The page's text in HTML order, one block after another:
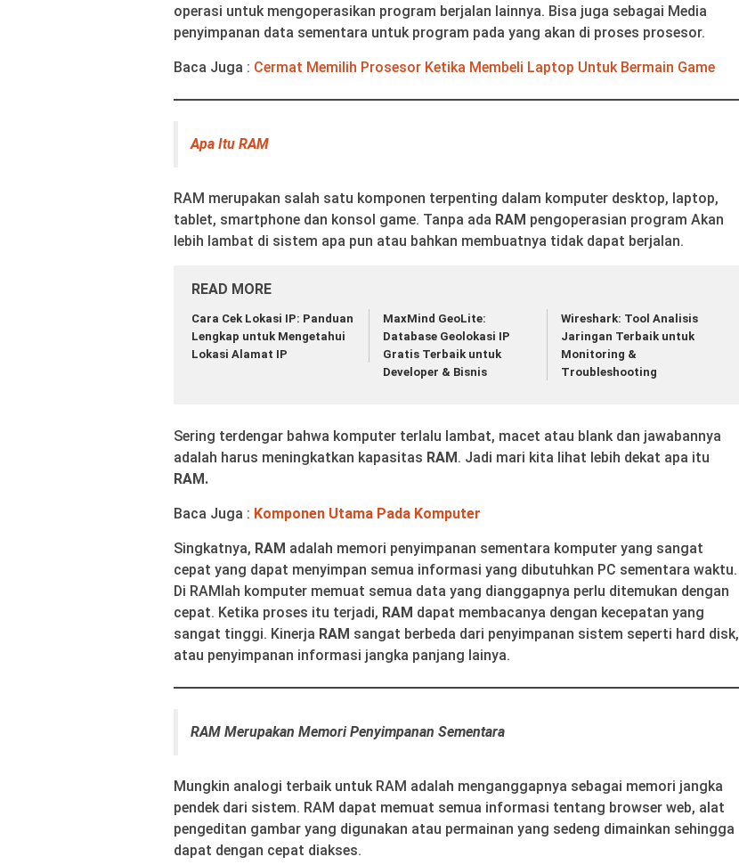
operasi untuk mengoperasikan program berjalan lainnya. Bisa juga sebagai Media
penyimpanan data sementara untuk program pada yang akan di proses prosesor.
Baca Juga : Cermat Memilih Prosesor Ketika Membeli Laptop Untuk Bermain Game
Apa Itu RAM
RAM merupakan salah satu komponen terpenting dalam komputer desktop, laptop,
tablet, smartphone dan konsol game. Tanpa ada RAM pengoperasian program Akan
lebih lambat di sistem apa pun atau bahkan membuatnya tidak dapat berjalan.
READ MORE
Cara Cek Lokasi IP: Panduan
Lengkap untuk Mengetahui
Lokasi Alamat IP
MaxMind GeoLite:
Database Geolokasi IP
Gratis Terbaik untuk
Developer & Bisnis
Wireshark: Tool Analisis
Jaringan Terbaik untuk
Monitoring &
Troubleshooting
Sering terdengar bahwa komputer terlalu lambat, macet atau blank dan jawabannya
adalah harus meningkatkan kapasitas RAM. Jadi mari kita lihat lebih dekat apa itu
RAM.
Baca Juga : Komponen Utama Pada Komputer
Singkatnya, RAM adalah memori penyimpanan sementara komputer yang sangat
cepat yang dapat menyimpan semua informasi yang dibutuhkan PC sementara waktu.
Di RAMlah komputer memuat semua data yang dianggapnya perlu ditemukan dengan
cepat. Ketika proses itu terjadi, RAM dapat membacanya dengan kecepatan yang
sangat tinggi. Kinerja RAM sangat berbeda dari penyimpanan sistem seperti hard disk,
atau penyimpanan informasi jangka panjang lainya.
RAM Merupakan Memori Penyimpanan Sementara
Mungkin analogi terbaik untuk RAM adalah menganggapnya sebagai memori jangka
pendek dari sistem. RAM dapat memuat semua informasi tentang browser web, alat
pengeditan gambar yang digunakan atau permainan yang sedeng dimainkan sehingga
dapat dengan cepat diakses.